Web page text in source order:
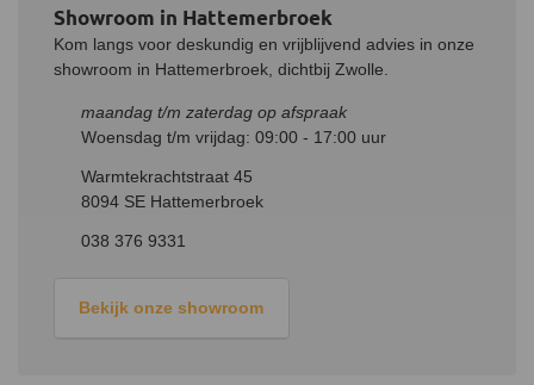
Showroom in Hattemerbroek
Kom langs voor deskundig en vrijblijvend advies in onze
showroom in Hattemerbroek, dichtbij Zwolle.
maandag t/m zaterdag op afspraak
Woensdag t/m vrijdag: 09:00 - 17:00 uur
Warmtekrachtstraat 45
8094 SE Hattemerbroek
038 376 9331
Bekijk onze showroom